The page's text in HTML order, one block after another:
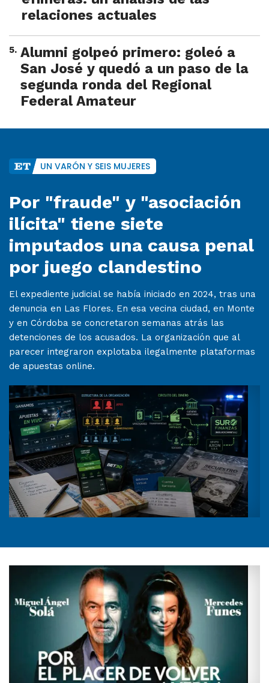
relaciones actuales
5. Alumni golpeó primero: goleó a
San José y quedó a un paso de la
segunda ronda del Regional
Federal Amateur
UN VARÓN Y SEIS MUJERES
Por "fraude" y "asociación
ilícita" tiene siete
imputados una causa penal
por juego clandestino
El expediente judicial se había iniciado en 2024, tras una
denuncia en Las Flores. En esa vecina ciudad, en Monte
y en Córdoba se concretaron semanas atrás las
detenciones de los acusados. La organización que al
parecer integraron explotaba ilegalmente plataformas
de apuestas online.